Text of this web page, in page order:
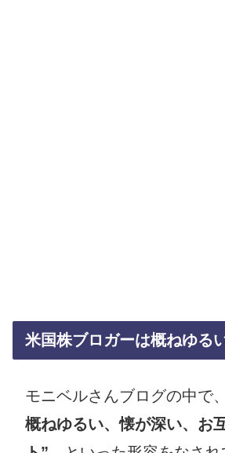
米国株ブロガーは概ねゆる
モニベルさんブログの中で、
概ねゆるい、懐が深い、お